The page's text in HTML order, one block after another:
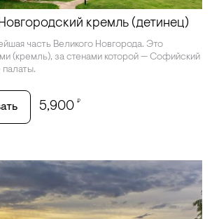
кремль (детинец)
часть Великого Новгорода. Это
(кремль), за стенами которой — Софийский
5,900 ₽